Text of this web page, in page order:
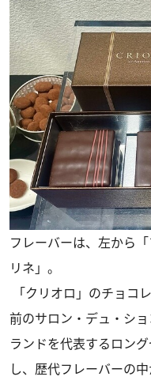
フレーバーは、左から
リネ」。
「クリオロ」のチョコ
前のサロン・デュ・シ
ランドを代表するロン
し、歴代フレーバーの